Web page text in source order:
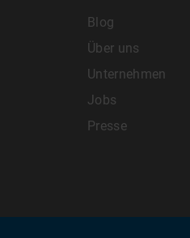
Blog
Über uns
Unternehmen
Jobs
Presse